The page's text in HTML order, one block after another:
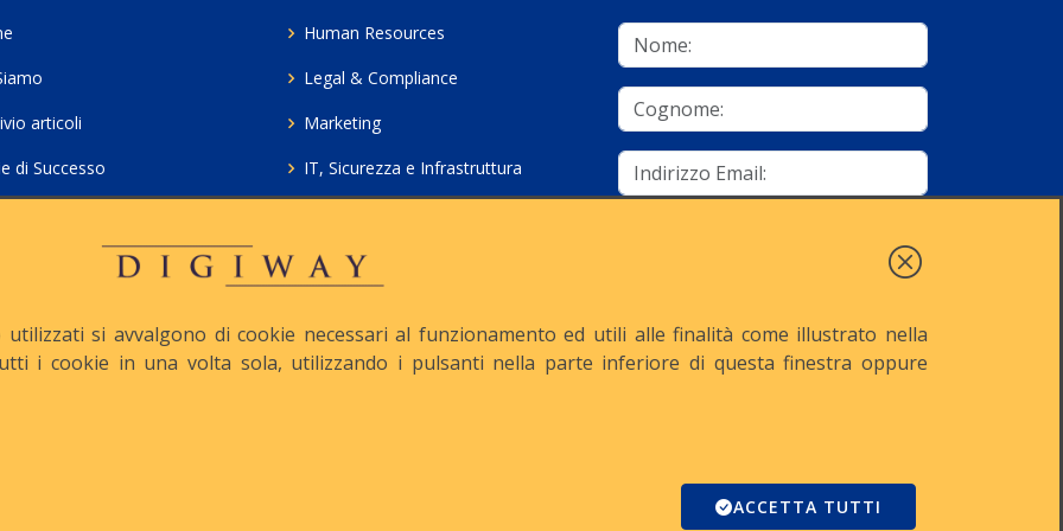
articoli
di Successo
Human Resources
Legal & Compliance
Marketing
IT, Sicurezza e Infrastruttura
Consulenza ICT e Licenze
si avvalgono di cookie necessari al funzionamento ed utili alle finalità come illustrato nella
i cookie in una volta sola, utilizzando i pulsanti nella parte inferiore di questa finestra oppure
ACCETTA TUTTI